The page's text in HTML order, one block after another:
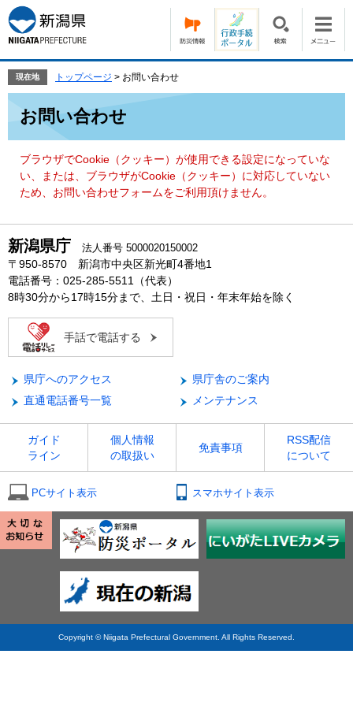
ー
ジ
の
頭
す。
ニ
ュ
ー
飛
て
現在地 トップページ > お問い合わせ
お問い合わせ
ブラウザでCookie（クッキー）が使用できる設定になっていな
い、または、ブラウザがCookie（クッキー）に対応していない
ため、お問い合わせフォームをご利用頂けません。
新潟県庁 法人番号 5000020150002
〒950-8570 新潟市中央区新光町4番地1
電話番号：025-285-5511（代表）
8時30分から17時15分まで、土日・祝日・年末年始を除く
手話で電話する
県庁へのアクセス
県庁舎のご案内
直通電話番号一覧
メンテナンス
ガイド
ライン
個人情報
の取扱い
免責事項
RSS配信
について
PCサイト表示 スマホサイト表示
Copyright © Niigata Prefectural Government. All Rights Reserved.